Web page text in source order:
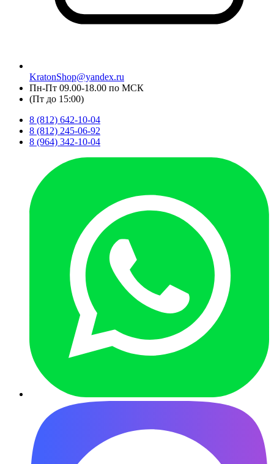
KratonShop@yandex.ru
Пн-Пт 09.00-18.00 по МСК
(Пт до 15:00)
8 (812) 642-10-04
8 (812) 245-06-92
8 (964) 342-10-04